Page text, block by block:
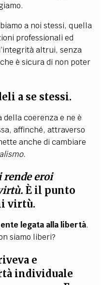
a noi stessi, quella
professionali ed
altrui, senza
è sicura di non poter
a se stessi.
della coerenza e ne è
affinché, attraverso
anche di cambiare
rende eroi
È il punto
virtù.
legata alla libertà.
siamo liberi?
e
individuale